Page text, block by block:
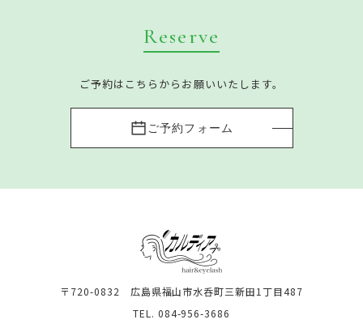
Reserve
ご予約はこちらからお願いいたします。
ご予約フォーム
〒720-0832 広島県福山市水呑町三新田1丁目487
TEL. 084-956-3686